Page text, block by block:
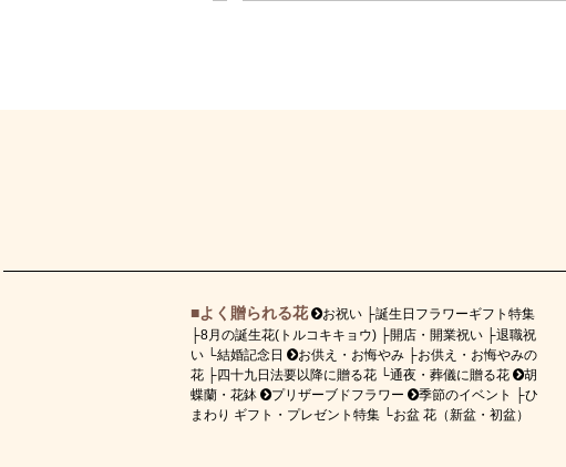
よく贈られる花 お祝い
誕生日フラワーギフト特集
8月の誕生花(トルコキキョウ)
開店・開業祝い
退職祝
い
結婚記念日 お供え・お悔やみ
お供え・お悔やみの
花
四十九日法要以降に贈る花 通夜・葬儀に贈る花
胡
蝶蘭・花鉢
プリザーブドフラワー 季節のイベント
ひ
まわり ギフト・プレゼント特集
お盆 花（新盆・初盆）